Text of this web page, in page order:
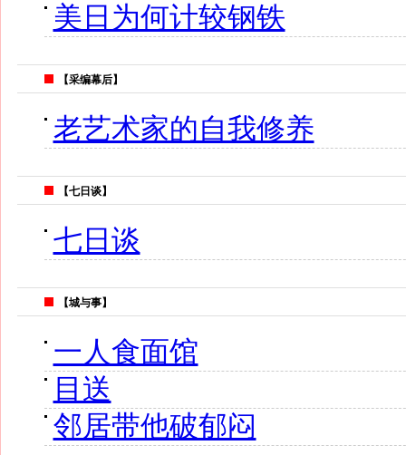
美日为何计较钢铁
【采编幕后】
老艺术家的自我修养
【七日谈】
七日谈
【城与事】
一人食面馆
目送
邻居带他破郁闷